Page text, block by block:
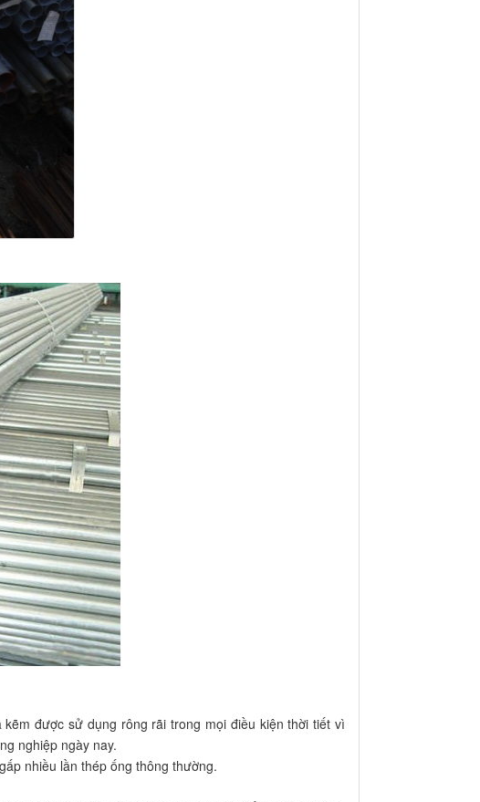
được sử dụng rông rãi trong mọi điều kiện thời tiết vì
nghiệp ngày nay.
nhiều lần thép ống thông thường.